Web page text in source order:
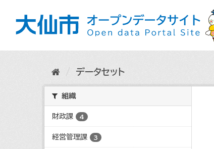
データセット
組織
財政課 4
経営管理課 3